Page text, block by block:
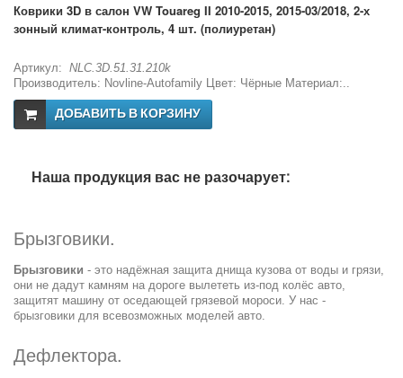
Коврики 3D в салон VW Touareg II 2010-2015, 2015-03/2018, 2-х
зонный климат-контроль, 4 шт. (полиуретан)
Артикул: NLC.3D.51.31.210k
Производитель: Novline-Autofamily Цвет: Чёрные Материал:..
ДОБАВИТЬ В КОРЗИНУ
Наша продукция вас не разочарует:
Брызговики.
Брызговики - это надёжная защита днища кузова от воды и грязи,
они не дадут камням на дороге вылететь из-под колёс авто,
защитят машину от оседающей грязевой мороси. У нас -
брызговики для всевозможных моделей авто.
Дефлектора.